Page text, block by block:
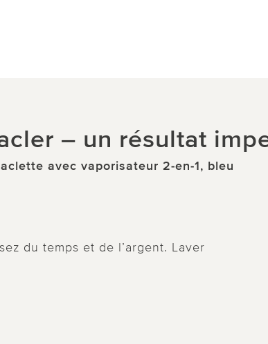
– un résultat
avec vaporisateur 2-en-1, bleu
du temps et de l’argent. Laver